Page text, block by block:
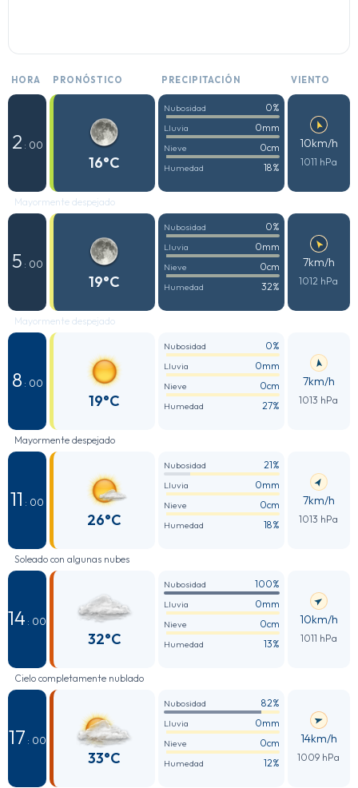
HORA PRONÓSTICO PRECIPITACIÓN VIENTO
2 : 00
16°C
Nubosidad 0%
Lluvia 0mm
Nieve 0cm
Humedad 18%
10km/h
1011 hPa
Mayormente despejado
5 : 00
19°C
Nubosidad 0%
Lluvia 0mm
Nieve 0cm
Humedad 32%
7km/h
1012 hPa
Mayormente despejado
8 : 00
19°C
Nubosidad 0%
Lluvia 0mm
Nieve 0cm
Humedad 27%
7km/h
1013 hPa
Mayormente despejado
11 : 00
26°C
Nubosidad 21%
Lluvia 0mm
Nieve 0cm
Humedad 18%
7km/h
1013 hPa
Soleado con algunas nubes
14 : 00
32°C
Nubosidad 100%
Lluvia 0mm
Nieve 0cm
Humedad 13%
10km/h
1011 hPa
Cielo completamente nublado
17 : 00
33°C
Nubosidad 82%
Lluvia 0mm
Nieve 0cm
Humedad 12%
14km/h
1009 hPa